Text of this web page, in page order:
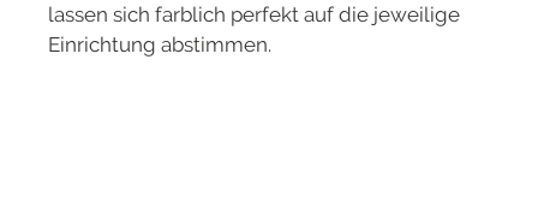
lassen sich farblich perfekt auf die jeweilige
Einrichtung abstimmen.